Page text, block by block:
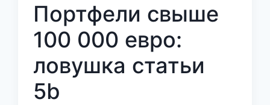
Портфели свыше
100 000 евро:
ловушка статьи
5b